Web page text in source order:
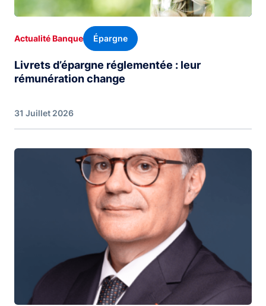
Actualité Banque Épargne
Livrets d’épargne réglementée : leur
rémunération change
31 Juillet 2026
Image